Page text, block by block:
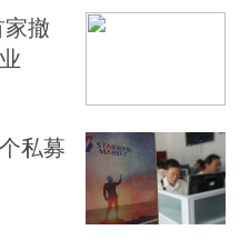
家撤
私募